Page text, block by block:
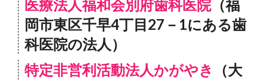
医療法人福和会別府歯科医院（福
岡市東区千早4丁目27－1にある歯
科医院の法人）
特定非営利活動法人かがやき
（大